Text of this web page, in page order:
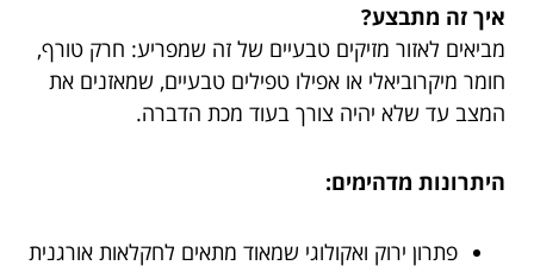
איך זה מתבצע?
מביאים לאזור מזיקים טבעיים של זה שמפריע: חרק טורף,
חומר מיקרוביאלי או אפילו טפילים טבעיים, שמאזנים את
המצב עד שלא יהיה צורך בעוד מכת הדברה.
היתרונות מדהימים:
פתרון ירוק ואקולוגי שמאוד מתאים לחקלאות אורגנית